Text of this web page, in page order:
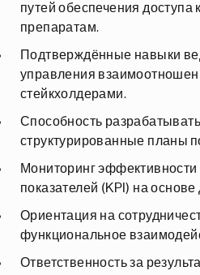
путей обеспечения доступа
препаратам.
Подтверждённые навыки
управления
стейкхолдерами.
Способность
структурированные планы
Мониторинг
показателей (KPI) на
Ориентация на
функциональное
Ответственность за